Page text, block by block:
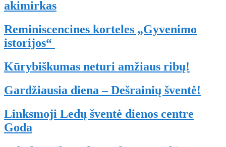
akimirkas
Reminiscencines korteles „Gyvenimo
istorijos“
Kūrybiškumas neturi amžiaus ribų!
Gardžiausia diena – Dešrainių šventė!
Linksmoji Ledų šventė dienos centre
Goda